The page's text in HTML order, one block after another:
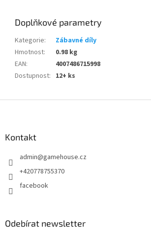
Doplňkové parametry
Kategorie:
Zábavné díly
Hmotnost:
0.98 kg
EAN:
4007486715998
Dostupnost: 12+ ks
Kontakt
admin@gamehouse.cz
+420778755370
facebook
Odebírat newsletter